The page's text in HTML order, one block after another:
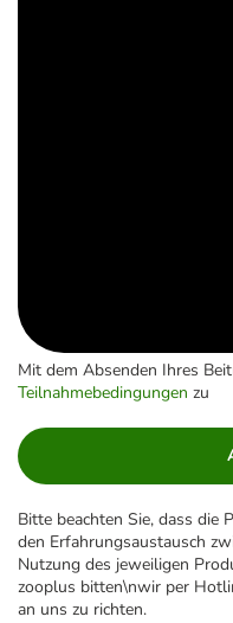
Mit dem Absenden Ihres
Teilnahmebedingungen zu
Bitte beachten Sie, dass
den Erfahrungsaustausch
Nutzung des jeweiligen
zooplus bitten\nwir per
an uns zu richten.